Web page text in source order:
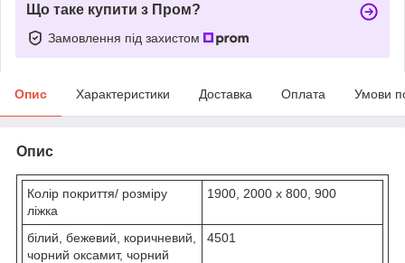
Що таке купити з Пром?
Замовлення під захистом
Опис Характеристики Доставка Оплата Умови
Опис
Колір покриття/ розміру
ліжка
1900, 2000 х 800, 900
білий, бежевий, коричневий,
чорний оксамит, чорний
4501